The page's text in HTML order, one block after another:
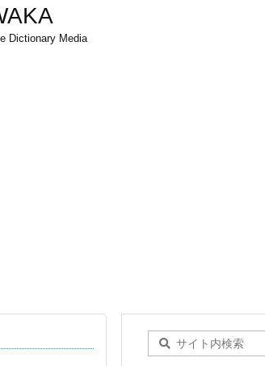
Dictionary Media